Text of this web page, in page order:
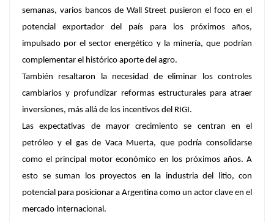
semanas, varios bancos de Wall Street pusieron el foco en el
potencial exportador del país para los próximos años,
impulsado por el sector energético y la minería, que podrían
complementar el histórico aporte del agro.
También resaltaron la necesidad de eliminar los controles
cambiarios y profundizar reformas estructurales para atraer
inversiones, más allá de los incentivos del RIGI.
Las expectativas de mayor crecimiento se centran en el
petróleo y el gas de Vaca Muerta, que podría consolidarse
como el principal motor económico en los próximos años. A
esto se suman los proyectos en la industria del litio, con
potencial para posicionar a Argentina como un actor clave en el
mercado internacional.